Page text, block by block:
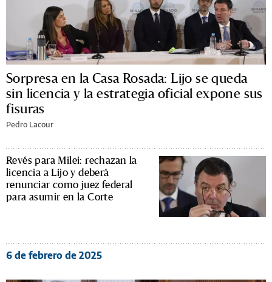
Sorpresa en la Casa Rosada: Lijo se queda
sin licencia y la estrategia oficial expone sus
fisuras
Pedro Lacour
Revés para Milei: rechazan la
licencia a Lijo y deberá
renunciar como juez federal
para asumir en la Corte
6 de febrero de 2025